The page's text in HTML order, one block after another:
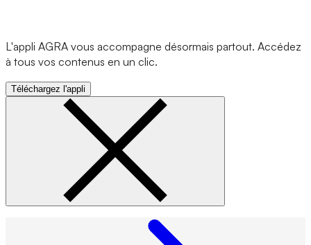
L'appli AGRA vous accompagne désormais partout. Accédez
à tous vos contenus en un clic.
Téléchargez l'appli